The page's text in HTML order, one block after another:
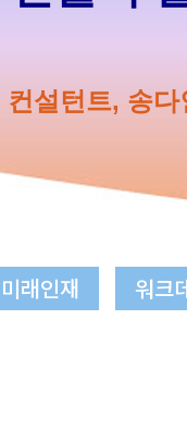
설턴트, 송
미래인재 워크